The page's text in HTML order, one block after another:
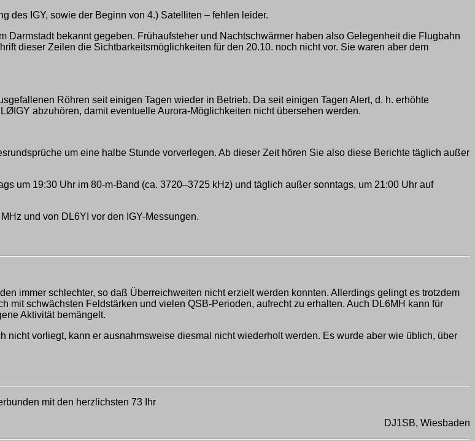
des IGY, sowie der Beginn von 4.) Satelliten – fehlen leider.
bekannt gegeben. Frühaufsteher und Nachtschwärmer haben also Gelegenheit die Flugbahn
dieser Zeilen die Sichtbarkeitsmöglichkeiten für den 20.10. noch nicht vor. Sie waren aber dem
Röhren seit einigen Tagen wieder in Betrieb. Da seit einigen Tagen Alert, d. h. erhöhte
abzuhören, damit eventuelle Aurora-Möglichkeiten nicht übersehen werden.
um eine halbe Stunde vorverlegen. Ab dieser Zeit hören Sie also diese Berichte täglich außer
um 19:30 Uhr im 80-m-Band (ca. 3720–3725 kHz) und täglich außer sonntags, um 21:00 Uhr auf
und von DL6YI vor den IGY-Messungen.
immer schlechter, so daß Überreichweiten nicht erzielt werden konnten. Allerdings gelingt es trotzdem
mit schwächsten Feldstärken und vielen QSB-Perioden, aufrecht zu erhalten. Auch DL6MH kann für
Aktivität bemängelt.
nicht vorliegt, kann er ausnahmsweise diesmal nicht wiederholt werden. Es wurde aber wie üblich, über
mit den herzlichsten 73 Ihr
DJ1SB, Wiesbaden